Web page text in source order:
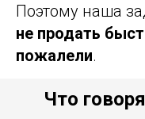
Поэтому наша
не продать
пожалели.
Что